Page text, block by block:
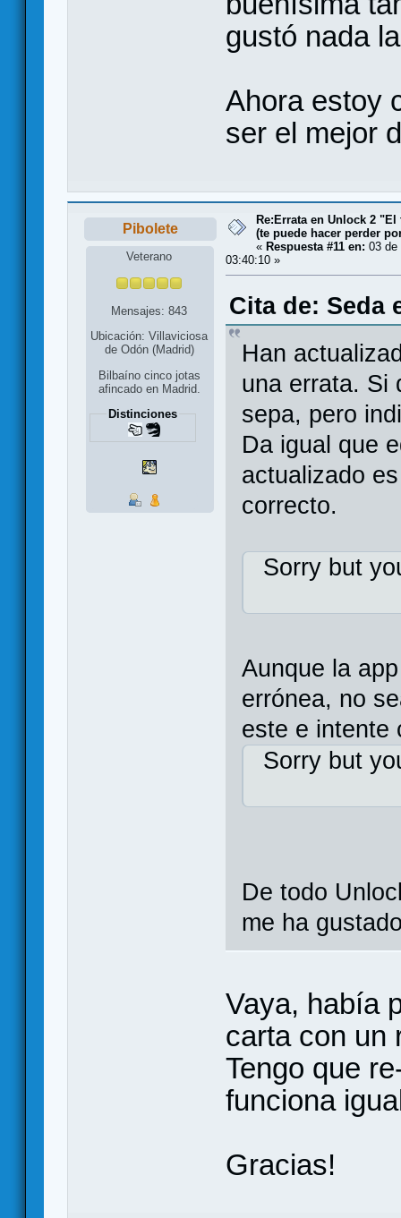
gustó nada
Ahora estoy
ser el mejor
Pibolete
Veterano
Mensajes: 843
Ubicación: Villaviciosa
de Odón (Madrid)
Bilbaíno cinco jotas
afincado en Madrid.
Distinciones
Re:Errata en Unlock 2
(te puede hacer perder
« Respuesta #11 en: 03 de
03:40:10 »
Cita de: Seda
Han
una errata. Si
sepa, pero
Da igual que
actualizado
correcto.
Sorry but
Aunque la
errónea, no
este e intente
Sorry but
De todo
me ha
Vaya, había
carta con un
Tengo que
funciona
Gracias!